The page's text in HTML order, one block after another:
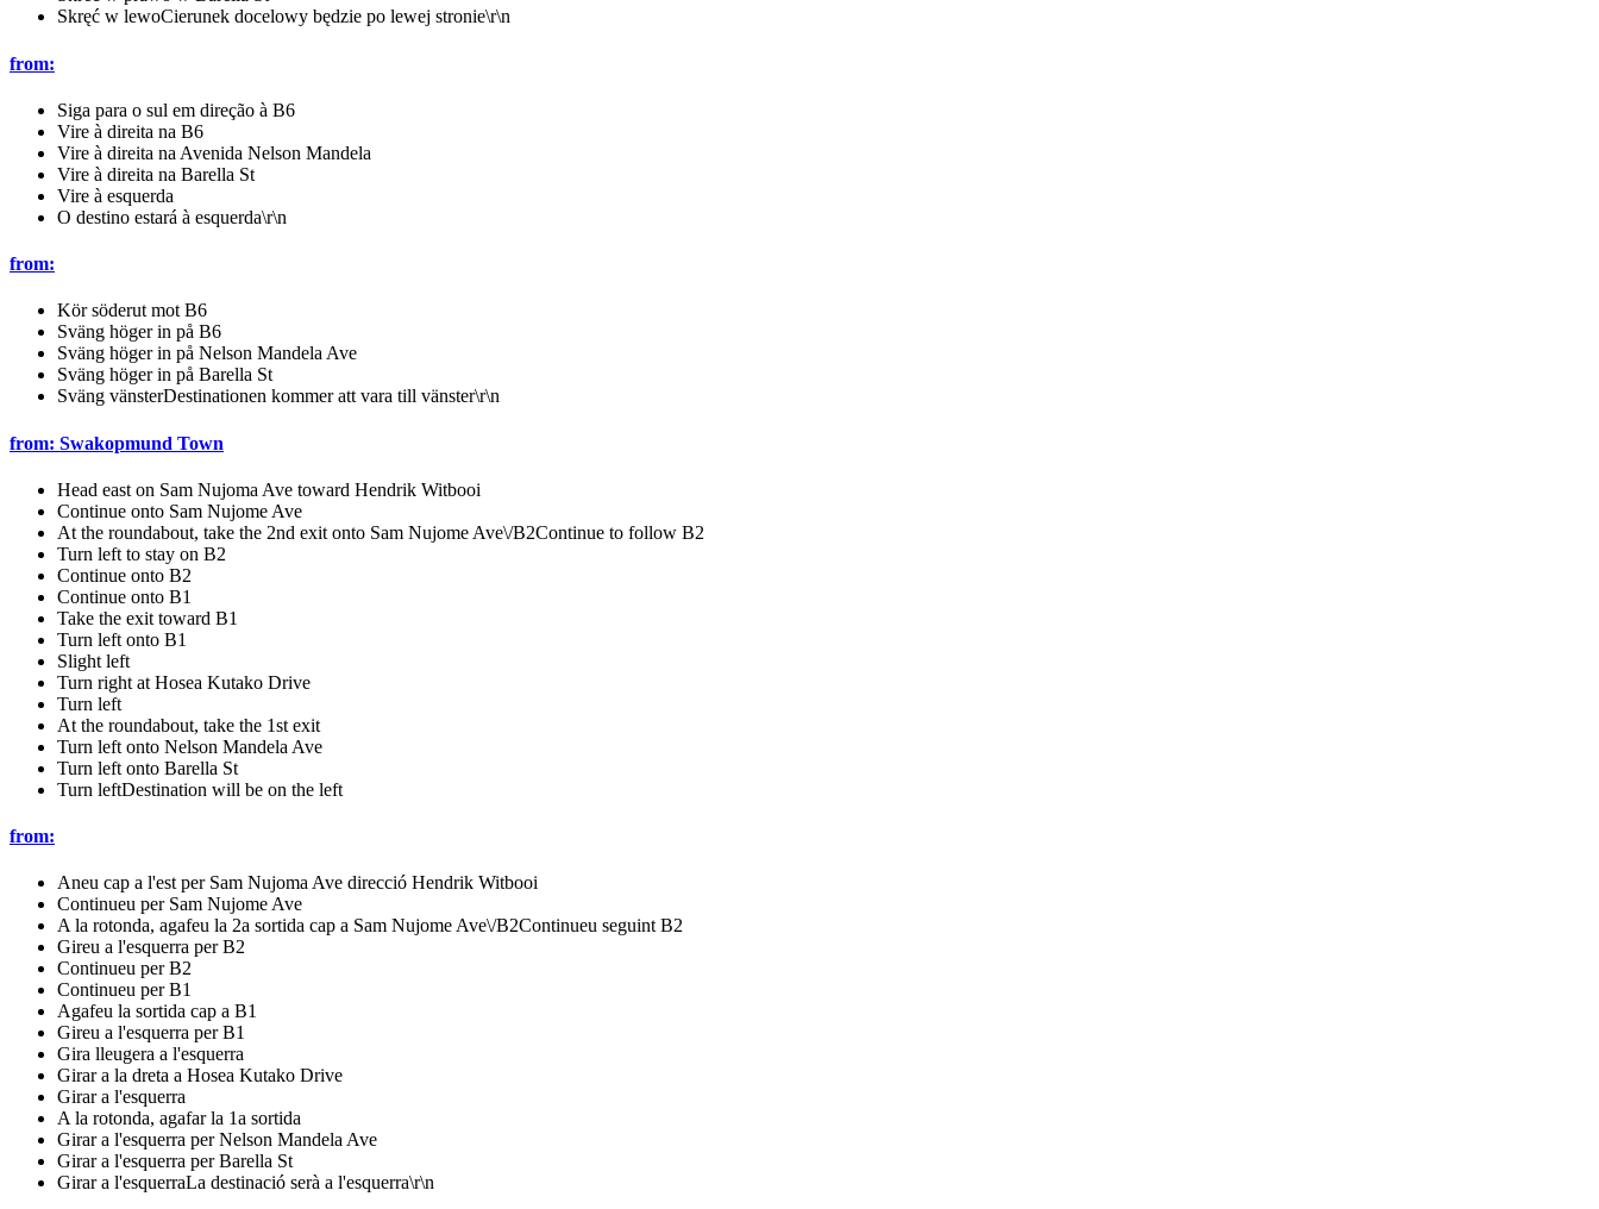
Skręć w lewoCierunek docelowy będzie po lewej stronie\r\n
from:
Siga para o sul em direção à B6
Vire à direita na B6
Vire à direita na Avenida Nelson Mandela
Vire à direita na Barella St
Vire à esquerda
O destino estará à esquerda\r\n
from:
Kör söderut mot B6
Sväng höger in på B6
Sväng höger in på Nelson Mandela Ave
Sväng höger in på Barella St
Sväng vänsterDestinationen kommer att vara till vänster\r\n
from: Swakopmund Town
Head east on Sam Nujoma Ave toward Hendrik Witbooi
Continue onto Sam Nujome Ave
At the roundabout, take the 2nd exit onto Sam Nujome Ave\/B2Continue to follow B2
Turn left to stay on B2
Continue onto B2
Continue onto B1
Take the exit toward B1
Turn left onto B1
Slight left
Turn right at Hosea Kutako Drive
Turn left
At the roundabout, take the 1st exit
Turn left onto Nelson Mandela Ave
Turn left onto Barella St
Turn leftDestination will be on the left
from:
Aneu cap a l'est per Sam Nujoma Ave direcció Hendrik Witbooi
Continueu per Sam Nujome Ave
A la rotonda, agafeu la 2a sortida cap a Sam Nujome Ave\/B2Continueu seguint B2
Gireu a l'esquerra per B2
Continueu per B2
Continueu per B1
Agafeu la sortida cap a B1
Gireu a l'esquerra per B1
Gira lleugera a l'esquerra
Girar a la dreta a Hosea Kutako Drive
Girar a l'esquerra
A la rotonda, agafar la 1a sortida
Girar a l'esquerra per Nelson Mandela Ave
Girar a l'esquerra per Barella St
Girar a l'esquerraLa destinació serà a l'esquerra\r\n